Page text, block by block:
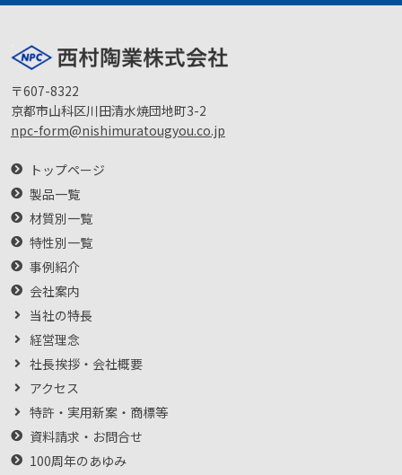
〒607-8322
京都市山科区川田清水焼団地町3-2
npc-form@nishimuratougyou.co.jp
トップページ
製品一覧
材質別一覧
特性別一覧
事例紹介
会社案内
当社の特長
経営理念
社長挨拶・会社概要
アクセス
特許・実用新案・商標等
資料請求・お問合せ
100周年のあゆみ